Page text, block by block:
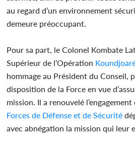
au regard d’un environnement
demeure préoccupant.
Pour sa part, le Colonel Kombate
Supérieur de l’Opération
hommage au Président du Conseil,
disposition de la Force en vue
mission. Il a renouvelé
Forces de Défense et de Sécurité
avec abnégation la mission qui leur